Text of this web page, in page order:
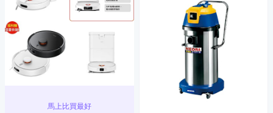
馬上比買最好